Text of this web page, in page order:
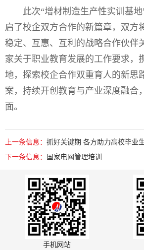
此次“增材制造生产性实训基地
启了校企双方合作的新篇章，双方
稳定、互惠、互利的战略合作伙伴
家关于职业教育发展的工作要求，
地，探索校企合作双重育人的新思
案，持续开创教育与产业深度融合
面。
上一条信息： 抓好关键期 各方助力高校毕业
下一条信息：
国家电网管理培训
手机网站